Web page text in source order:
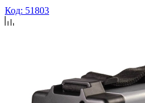
Код: 51803